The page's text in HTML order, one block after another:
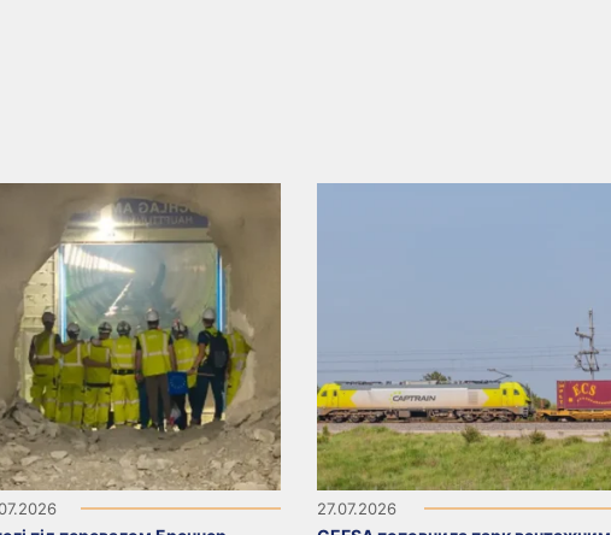
27.07.2026